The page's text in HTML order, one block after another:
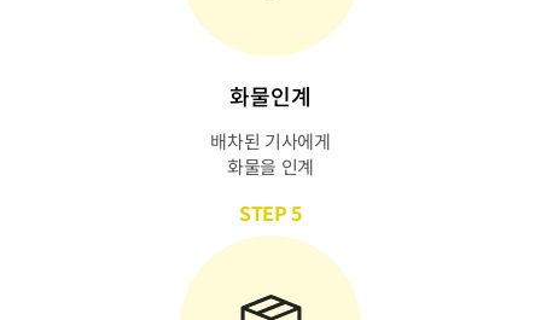
화물인계
배차된 기사에게
화물을 인계
STEP 5